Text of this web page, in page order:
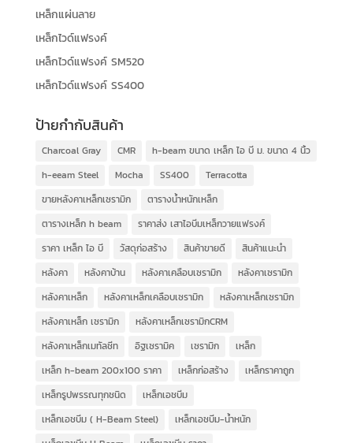
เหล็กแผ่นลาย
เหล็กไวด์แฟรงค์
เหล็กไวด์แฟรงค์ SM520
เหล็กไวด์แฟรงค์ SS400
ป้ายกำกับสินค้า
Charcoal Gray CMR
h-beam ขนาด เหล็ก ไอ บี ม. ขนาด 4 นิ้ว
h-eeam Steel
Mocha SS400
Terracotta
ขายหลังคาเหล็กเซรามิก
ตารางน้ำหนักเหล็ก
ตารางเหล็ก h beam
ราคาส่ง เสาไอบีมเหล็กวายแฟรงค์
ราคา เหล็ก ไอ บี
วัสดุก่อสร้าง สินค้าขายดี
สินค้าแนะนำ
หลังคา
หลังคาบ้าน หลังคาเคลือบเซรามิก
หลังคาเซรามิก
หลังคาเหล็ก
หลังคาเหล็กเคลือบเซรามิก
หลังคาเหล็กเซรามิก
หลังคาเหล็ก เซรามิก
หลังคาเหล็กเซรามิกCRM
หลังคาเหล็กเมทัลชีท
อิฐเซรามิค เซรามิก
เหล็ก
เหล็ก h-beam 200x100 ราคา
เหล็กก่อสร้าง
เหล็กราคาถูก
เหล็กรูปพรรณทุกชนิด
เหล็กเอชบีม
เหล็กเอชบีม ( H-Beam Steel)
เหล็กเอชบีม-น้ำหนัก